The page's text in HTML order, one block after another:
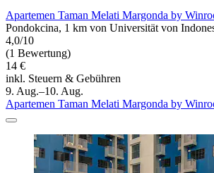
Apartemen Taman Melati Margonda by
Pondokcina, 1 km von Universität von
4,0/10
(1 Bewertung)
14 €
inkl. Steuern & Gebühren
9. Aug.–10. Aug.
Apartemen Taman Melati Margonda by